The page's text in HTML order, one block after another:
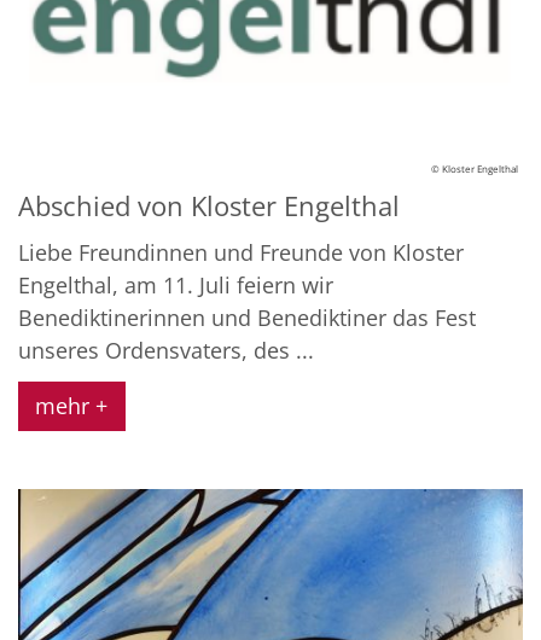
© Kloster Engelthal
Abschied von Kloster Engelthal
Liebe Freundinnen und Freunde von Kloster
Engelthal, am 11. Juli feiern wir
Benediktinerinnen und Benediktiner das Fest
unseres Ordensvaters, des ...
mehr +